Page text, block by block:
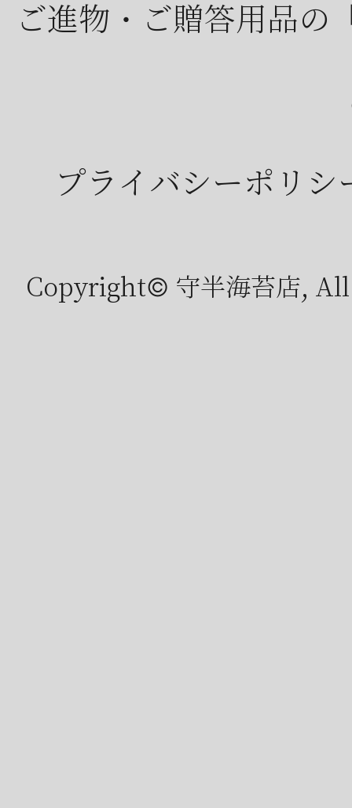
ご進物・ご贈答用品の
プライバシーポリシ
Copyright© 守半海苔店,